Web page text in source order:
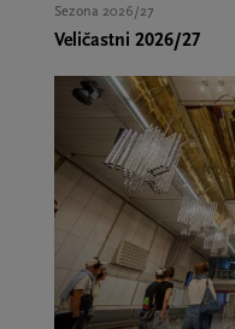
Sezona 2026/27
Veličastni 2026/27